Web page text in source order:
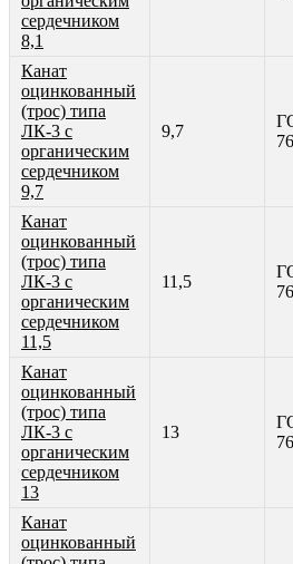
сердечником
8,1
Канат
оцинкованный
(трос) типа
ЛК-3 с
органическим
сердечником
9,7
9,7
Канат
оцинкованный
(трос) типа
ЛК-3 с
органическим
сердечником
11,5
11,5
Канат
оцинкованный
(трос) типа
ЛК-3 с
органическим
сердечником
13
13
Канат
оцинкованный